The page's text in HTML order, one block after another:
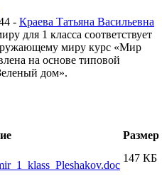
- Краева Татьяна Васильевна
для 1 класса соответствует
миру курс «Мир
на основе типовой
дом».
Размер
147 КБ